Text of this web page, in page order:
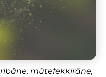
mütefekkirâne,